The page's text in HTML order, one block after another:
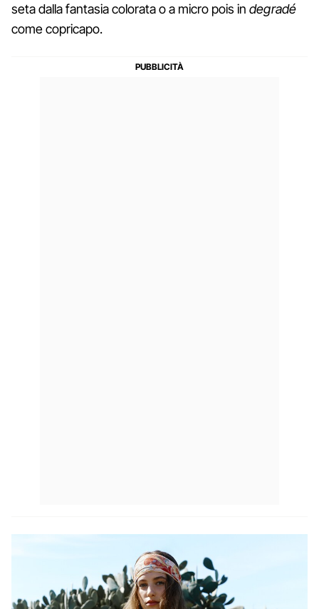
seta dalla fantasia colorata o a micro pois in degradé
come copricapo.